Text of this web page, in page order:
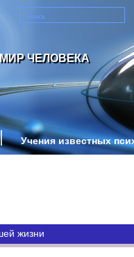
ЧЕЛОВЕКА
Учения известных
жизни